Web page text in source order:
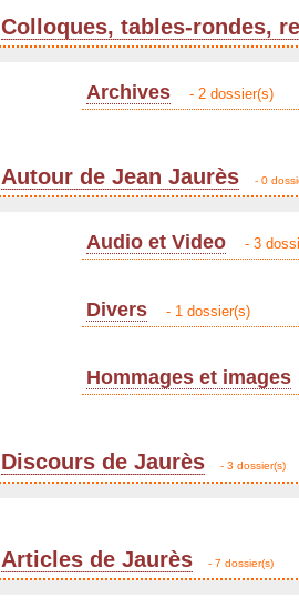
Colloques, tables-rondes,
Archives - 2 dossier(s)
Autour de Jean Jaurès - 0
Audio et Video - 3
Divers - 1 dossier(s)
Hommages et images
Discours de Jaurès - 3 dossier(s)
Articles de Jaurès - 7 dossier(s)